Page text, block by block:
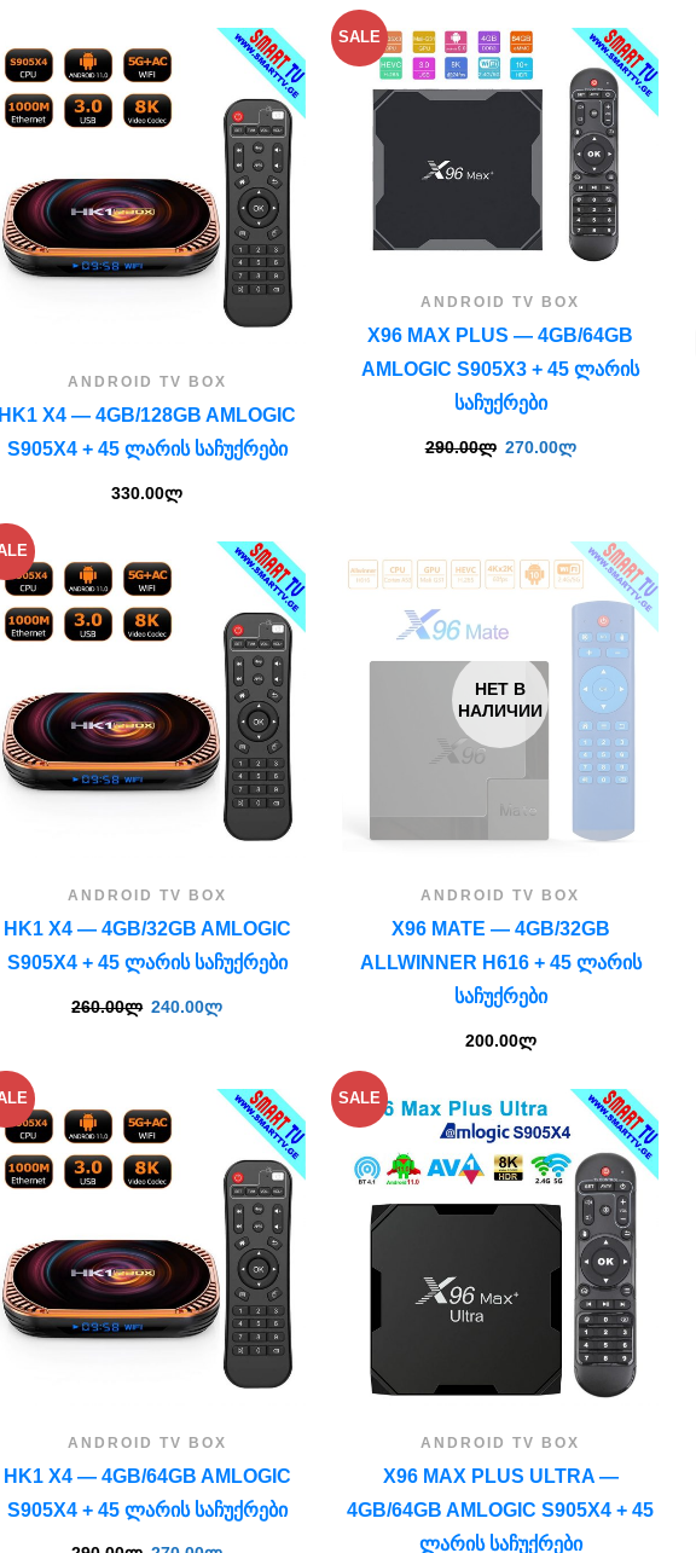
ANDROID TV BOX
HK1 X4 — 4GB/128GB AMLOGIC
S905X4 + 45 ᲚᲐᲠᲘᲡ ᲡᲐᲩᲣᲥᲠᲔᲑᲘ
330.00ლ
SALE
ANDROID TV BOX
X96 MAX PLUS — 4GB/64GB
AMLOGIC S905X3 + 45 ᲚᲐᲠᲘᲡ
ᲡᲐᲩᲣᲥᲠᲔᲑᲘ
290.00ლ 270.00ლ
ANDROID TV BOX
HK1 X4 — 4GB/32GB AMLOGIC
S905X4 + 45 ᲚᲐᲠᲘᲡ ᲡᲐᲩᲣᲥᲠᲔᲑᲘ
260.00ლ 240.00ლ
НЕТ В
НАЛИЧИИ
ANDROID TV BOX
X96 MATE — 4GB/32GB
ALLWINNER H616 + 45 ᲚᲐᲠᲘᲡ
ᲡᲐᲩᲣᲥᲠᲔᲑᲘ
200.00ლ
ANDROID TV BOX
HK1 X4 — 4GB/64GB AMLOGIC
S905X4 + 45 ᲚᲐᲠᲘᲡ ᲡᲐᲩᲣᲥᲠᲔᲑᲘ
SALE
ANDROID TV BOX
X96 MAX PLUS ULTRA —
4GB/64GB AMLOGIC S905X4 + 45
ᲚᲐᲠᲘᲡ ᲡᲐᲩᲣᲥᲠᲔᲑᲘ